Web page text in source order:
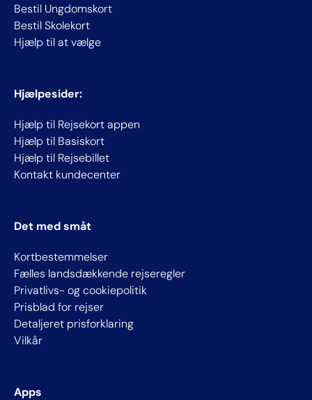
Bestil Ungdomskort
Bestil Skolekort
Hjælp til at vælge
Hjælpesider:
Hjælp til Rejsekort appen
Hjælp til Basiskort
Hjælp til Rejsebillet
Kontakt kundecenter
Det med småt
Kortbestemmelser
Fælles landsdækkende rejseregler
Privatlivs- og cookiepolitik
Prisblad for rejser
Detaljeret prisforklaring
Vilkår
Apps